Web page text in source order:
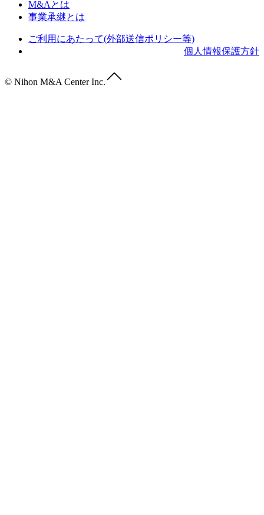
M&Aとは
事業承継とは
ご利用にあたって(外部送信ポリシー等)
個人情報保護方針
© Nihon M&A Center Inc.